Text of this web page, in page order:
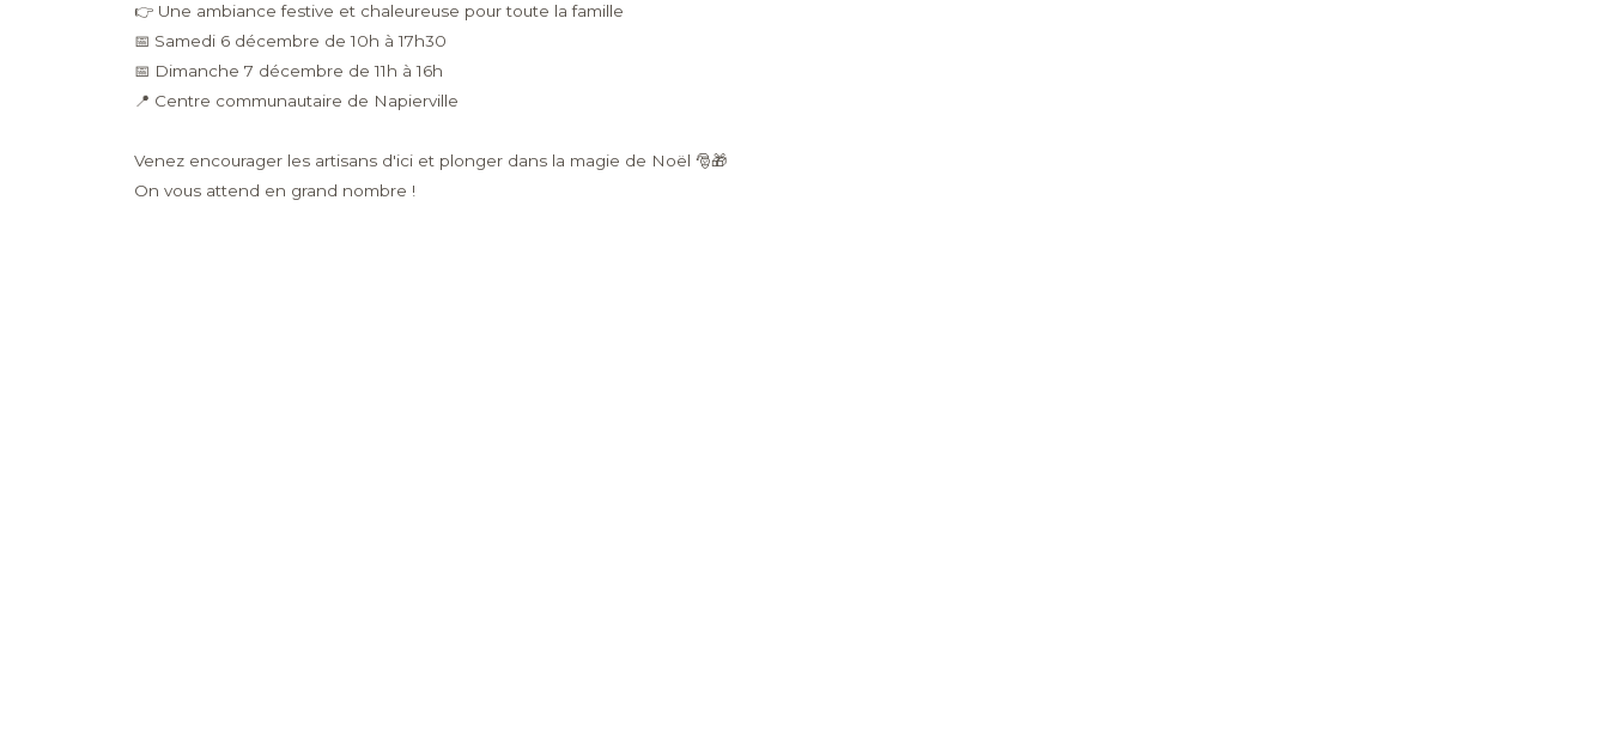
👉 Une ambiance festive et chaleureuse pour toute la famille
📅 Samedi 6 décembre de 10h à 17h30
📅 Dimanche 7 décembre de 11h à 16h
📍 Centre communautaire de Napierville
Venez encourager les artisans d'ici et plonger dans la magie de Noël 🎅🎁
On vous attend en grand nombre !